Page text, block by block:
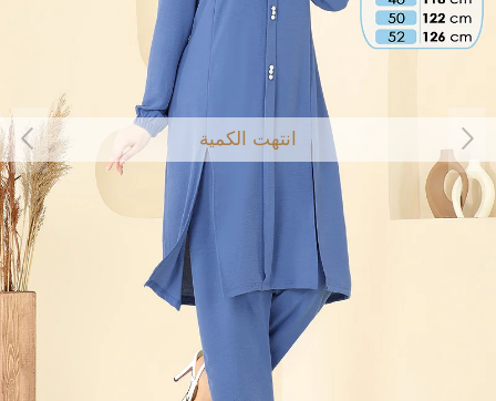
انتهت الكمية